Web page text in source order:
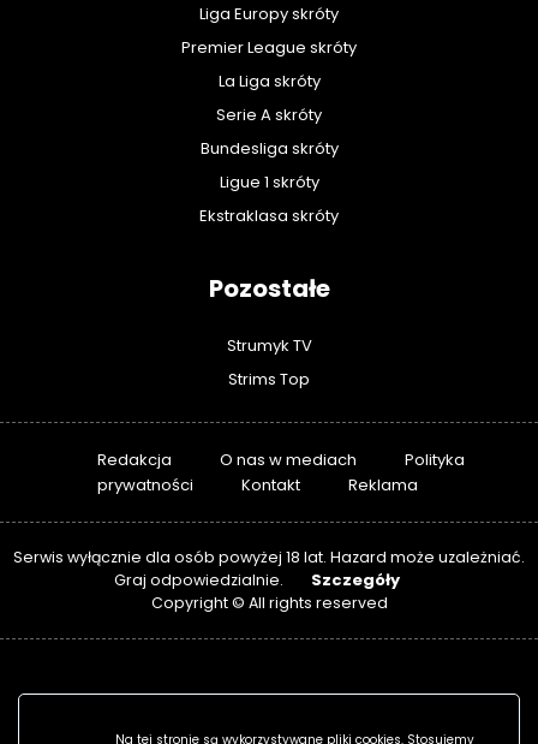
Liga Europy skróty
Premier League skróty
La Liga skróty
Serie A skróty
Bundesliga skróty
Ligue 1 skróty
Ekstraklasa skróty
Pozostałe
Strumyk TV
Strims Top
Redakcja O nas w mediach
Polityka
prywatności
Kontakt Reklama
Serwis wyłącznie dla osób powyżej 18 lat. Hazard może uzależniać.
Graj odpowiedzialnie.
Szczegóły
Copyright © All rights reserved
Na tej stronie są wykorzystywane pliki cookies. Stosujemy